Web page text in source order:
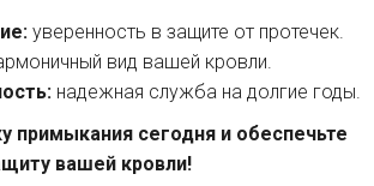
уверенность в защите от протечек.
вид вашей кровли.
надежная служба на долгие годы.
примыкания сегодня и обеспечьте
вашей кровли!